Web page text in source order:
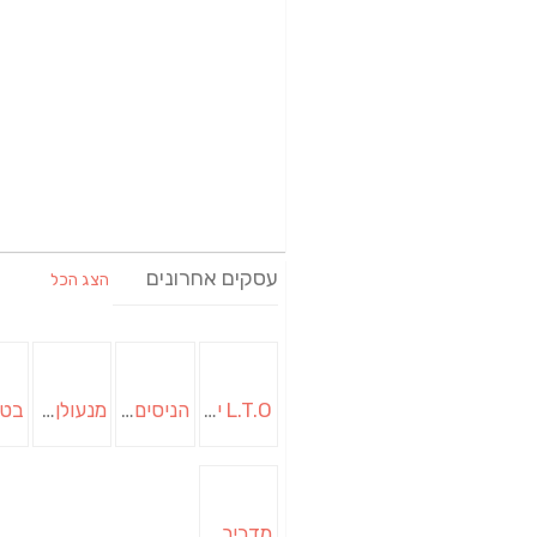
עסקים אחרונים הצג הכל
L.T.O יעוץ משכנתאות וכלכלת משפחה | יועץ משכנתאות באשכול הניסים של השף | מסעדת שף בבית | ארוחות גורמה מנעולן בבאר שבע | מנעולן באופקים | ויטלי המנעולן